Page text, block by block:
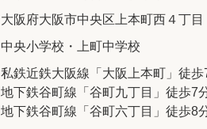
大阪府大阪市中央区上本町西４丁目
中央小学校・上町中学校
私鉄近鉄大阪線「大阪上本町」徒歩
地下鉄谷町線「谷町九丁目」徒歩7
地下鉄谷町線「谷町六丁目」徒歩8